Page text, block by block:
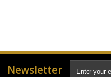
Newsletter